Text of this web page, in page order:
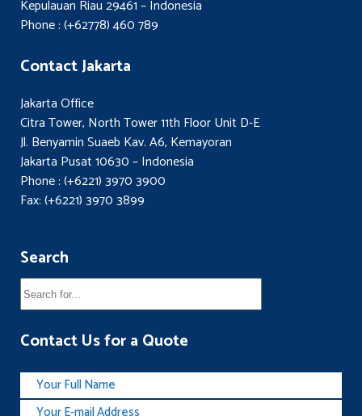
Kepulauan Riau 29461 – Indonesia
Phone : (+62778) 460 789
Contact Jakarta
Jakarta Office
Citra Tower, North Tower 11th Floor Unit D-E
Jl. Benyamin Suaeb Kav. A6, Kemayoran
Jakarta Pusat 10630 – Indonesia
Phone : (+6221) 3970 3900
Fax: (+6221) 3970 3899
Search
Contact Us for a Quote